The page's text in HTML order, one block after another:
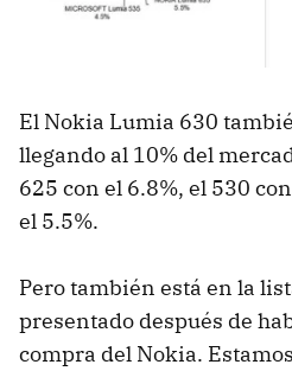
El Nokia Lumia 630
llegando al 10% del
625 con el 6.8%, el 530
el 5.5%.
Pero también está en la
presentado después de
compra del Nokia.